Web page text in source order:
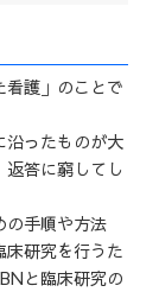
看護」のことで
沿ったものが大
答に窮してし
の手順や方法
研究を行うた
と臨床研究の